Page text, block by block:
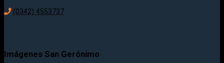
(0342) 4553737
Imágenes San Gerónimo